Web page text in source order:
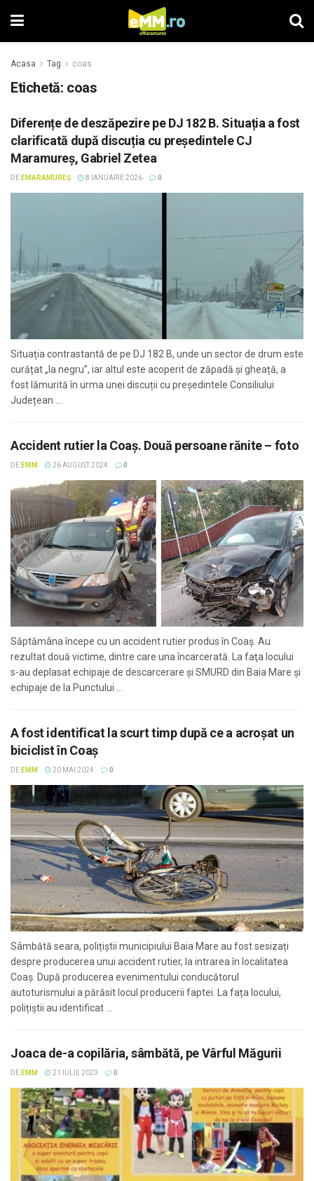
Acasa Tag coas
Etichetă: coas
Diferențe de deszăpezire pe DJ 182 B. Situația a fost
clarificată după discuția cu președintele CJ
Maramureș, Gabriel Zetea
DE EMARAMUREȘ 8 IANUARIE 2026 0
Situația contrastantă de pe DJ 182 B, unde un sector de drum este
curățat „la negru”, iar altul este acoperit de zăpadă și gheață, a
fost lămurită în urma unei discuții cu președintele Consiliului
Județean ...
Accident rutier la Coaş. Două persoane rănite – foto
DE EMM 26 AUGUST 2024 0
Săptămâna începe cu un accident rutier produs în Coaș. Au
rezultat două victime, dintre care una încarcerată. La faţa locului
s-au deplasat echipaje de descarcerare şi SMURD din Baia Mare şi
echipaje de la Punctului ...
A fost identificat la scurt timp după ce a acroșat un
biciclist în Coaş
DE EMM 20 MAI 2024 0
Sâmbătă seara, polițiștii municipiului Baia Mare au fost sesizați
despre producerea unui accident rutier, la intrarea în localitatea
Coaș. După producerea evenimentului conducătorul
autoturismului a părăsit locul producerii faptei. La fața locului,
polițiștii au identificat ...
Joaca de-a copilăria, sâmbătă, pe Vârful Măgurii
DE EMM 21 IULIE 2023 0